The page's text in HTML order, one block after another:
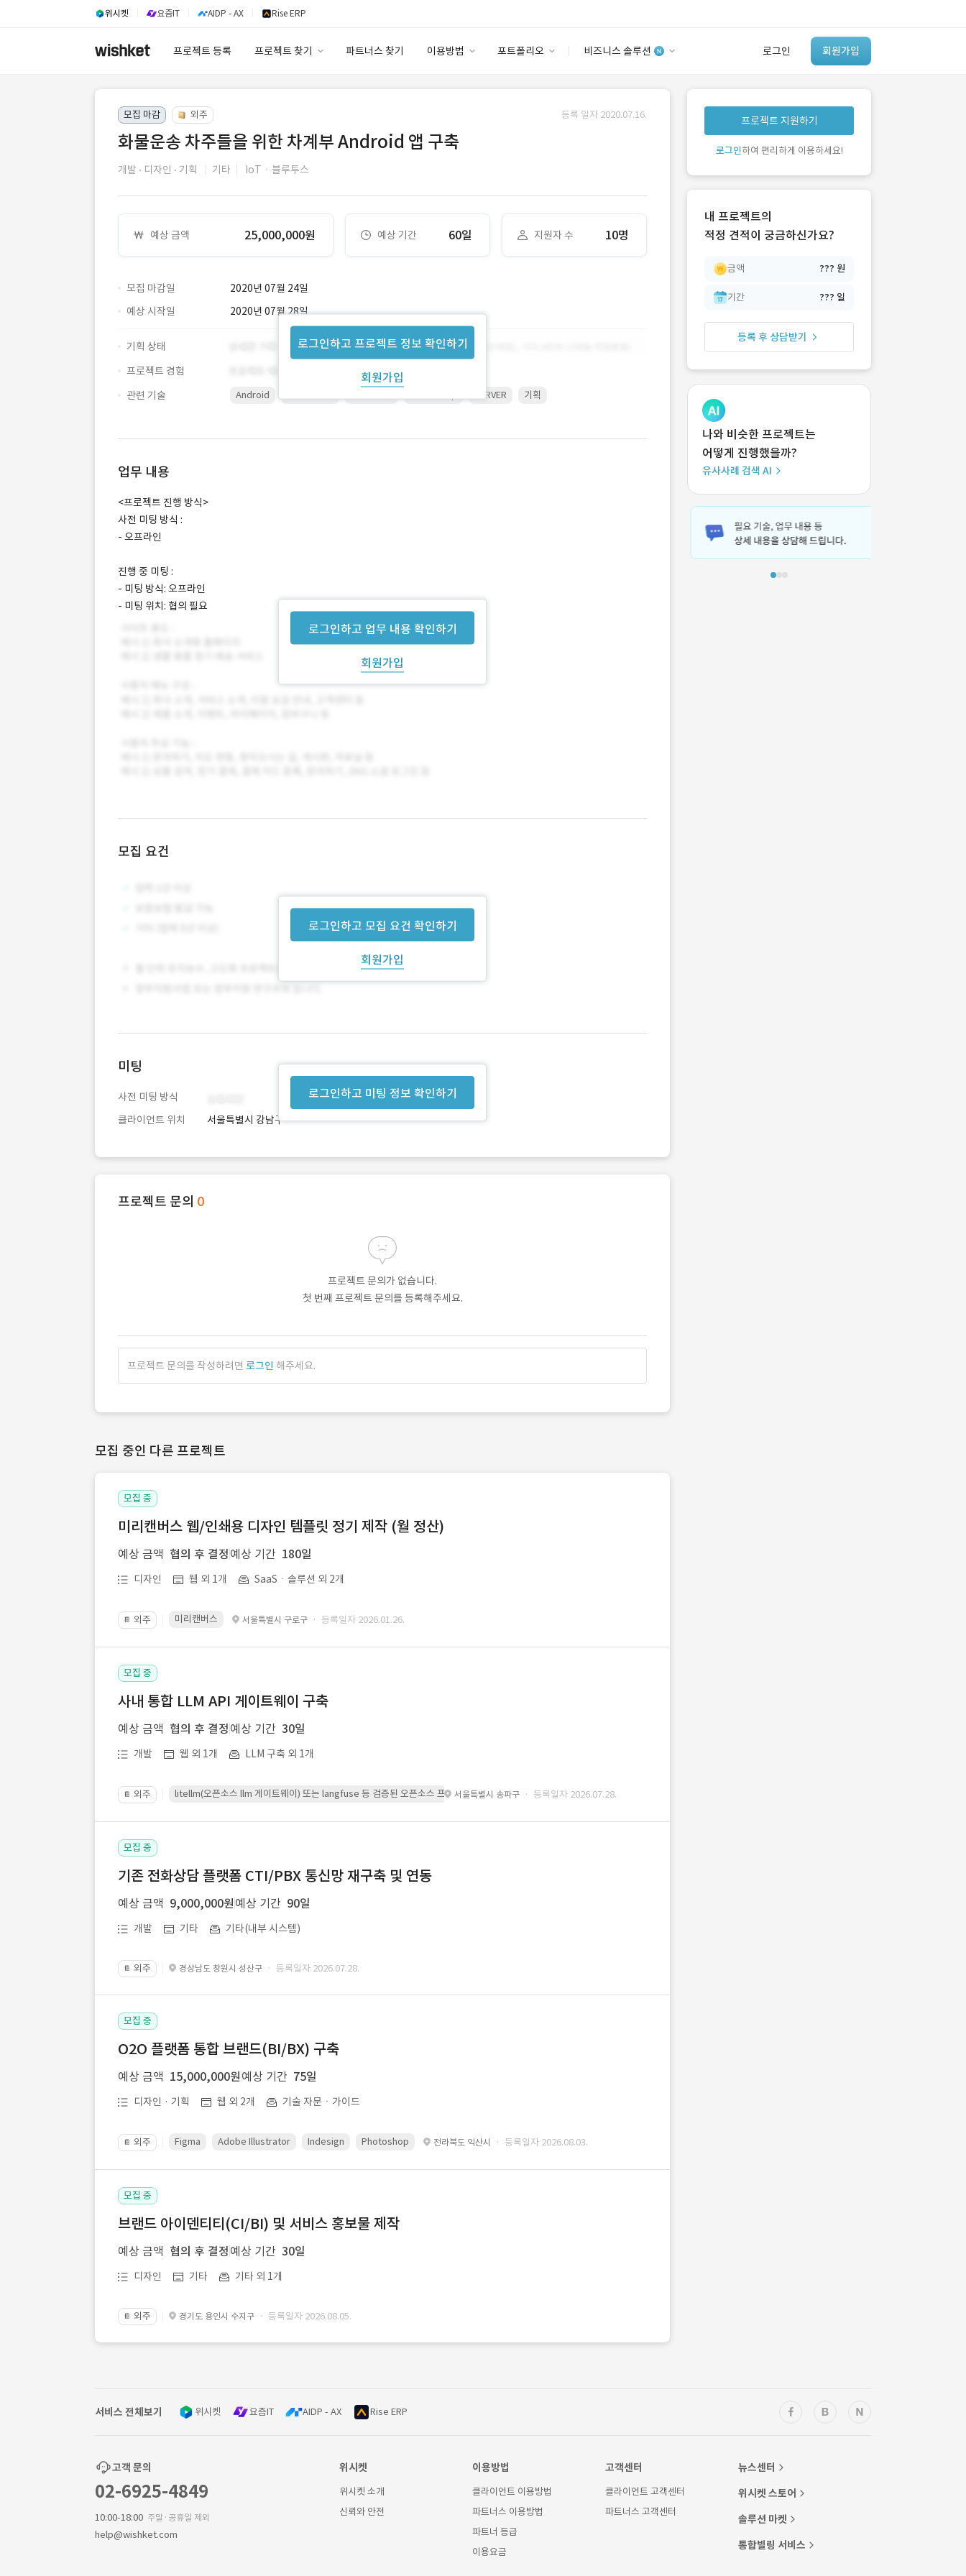
위시켓 요즘IT AIDP - AX Rise ERP
프로젝트 등록 프로젝트 찾기 파트너스 찾기 이용방법 포트폴리오 비즈니스 솔루션 로그인 회원가입
이용요금
고객센터
안심 코드 케어
유사사례 검색 AI
‘이런 거’ 만들어본
개발 회사 있어?
모집 마감 외주 등록 일자 2020.07.16.
화물운송 차주들을 위한 차계부 Android 앱 구축
개발 디자인 기획 기타 IoTㆍ블루투스
예상 금액 25,000,000원 예상 기간 60일 지원자 수 10명
모집 마감일 2020년 07월 24일
로그인하고 프로젝트 정보 확인하기
회원가입
예상 시작일 2020년 07월 28일
기획 상태
프로젝트 경험
관련 기술
Android SERVER 기획
업무 내용
로그인하고 업무 내용 확인하기
회원가입
<프로젝트 진행 방식>
사전 미팅 방식 :
- 오프라인
진행 중 미팅 :
- 미팅 방식: 오프라인
- 미팅 위치: 협의 필요
모집 요건
로그인하고 모집 요건 확인하기
회원가입
로그인하고 미팅 정보 확인하기
미팅
사전 미팅 방식
클라이언트 위치
서울특별시 강남구
프로젝트 문의 0
프로젝트 문의가 없습니다.
첫 번째 프로젝트 문의를 등록해주세요.
프로젝트 문의를 작성하려면 로그인 해주세요.
모집 중인 다른 프로젝트
모집 중
미리캔버스 웹/인쇄용 디자인 템플릿 정기 제작 (월 정산)
예상 금액 협의 후 결정 예상 기간 180일
디자인 웹 외 1개 SaaSㆍ솔루션 외 2개
📔 외주 미리캔버스 서울특별시 구로구 · 등록일자 2026.01.26.
모집 중
사내 통합 LLM API 게이트웨이 구축
예상 금액 협의 후 결정 예상 기간 30일
개발 웹 외 1개 LLM 구축 외 1개
📔 외주 litellm(오픈소스 llm 게이트웨이) 또는 langfuse 등 검증된 오픈소스 프레임워크를 기반으로 시스템을 구축
서울특별시 송파구 · 등록일자 2026.07.28.
모집 중
기존 전화상담 플랫폼 CTI/PBX 통신망 재구축 및 연동
예상 금액 9,000,000원 예상 기간 90일
개발 기타 기타(내부 시스템)
📔 외주 경상남도 창원시 성산구 · 등록일자 2026.07.28.
모집 중
O2O 플랫폼 통합 브랜드(BI/BX) 구축
예상 금액 15,000,000원 예상 기간 75일
디자인 · 기획 웹 외 2개 기술 자문ㆍ가이드
📔 외주 Figma Adobe Illustrator Indesign Photoshop 전라북도 익산시 · 등록일자 2026.08.03.
모집 중
브랜드 아이덴티티(CI/BI) 및 서비스 홍보물 제작
예상 금액 협의 후 결정 예상 기간 30일
디자인 기타 기타 외 1개
📔 외주 경기도 용인시 수지구 · 등록일자 2026.08.05.
프로젝트 지원하기
로그인하여 편리하게 이용하세요!
내 프로젝트의
적정 견적이 궁금하신가요?
금액 ??? 원
기간 ??? 일
등록 후 상담받기
나와 비슷한 프로젝트는
어떻게 진행했을까?
유사사례 검색 AI
서비스 전체보기 위시켓 요즘IT AIDP - AX Rise ERP
고객 문의
02-6925-4849
10:00-18:00 주말·공휴일 제외
help@wishket.com
위시켓
위시켓 소개
신뢰와 안전
이용방법
클라이언트 이용방법
파트너스 이용방법
파트너 등급
이용요금
고객센터
클라이언트 고객센터
파트너스 고객센터
뉴스센터
위시켓 스토어
솔루션 마켓
통합빌링 서비스